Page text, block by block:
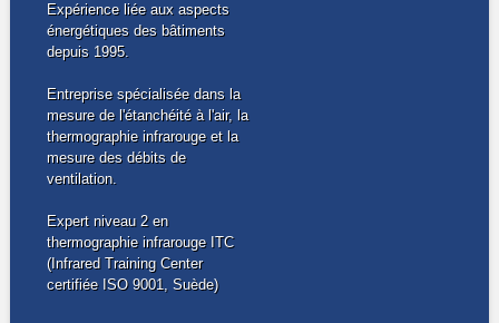
Expérience liée aux aspects
énergétiques des bâtiments
depuis 1995.
Entreprise spécialisée dans la
mesure de l'étanchéité à l'air, la
thermographie infrarouge et la
mesure des débits de
ventilation.
Expert niveau 2 en
thermographie infrarouge ITC
(Infrared Training Center
certifiée ISO 9001, Suède)